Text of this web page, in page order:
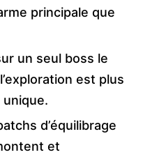
principale que
un seul boss le
est plus
unique.
d’équilibrage
et